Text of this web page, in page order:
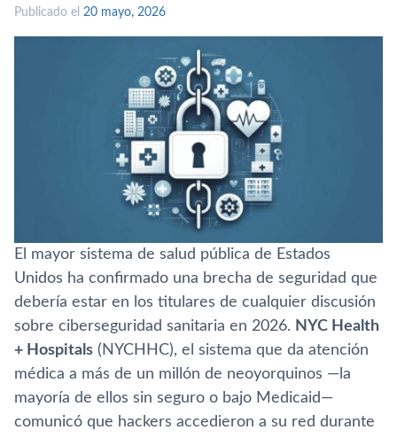
Publicado el 20 mayo, 2026
El mayor sistema de salud pública de Estados
Unidos ha confirmado una brecha de seguridad que
debería estar en los titulares de cualquier discusión
sobre ciberseguridad sanitaria en 2026. NYC Health
+ Hospitals (NYCHHC), el sistema que da atención
médica a más de un millón de neoyorquinos —la
mayoría de ellos sin seguro o bajo Medicaid—
comunicó que hackers accedieron a su red durante